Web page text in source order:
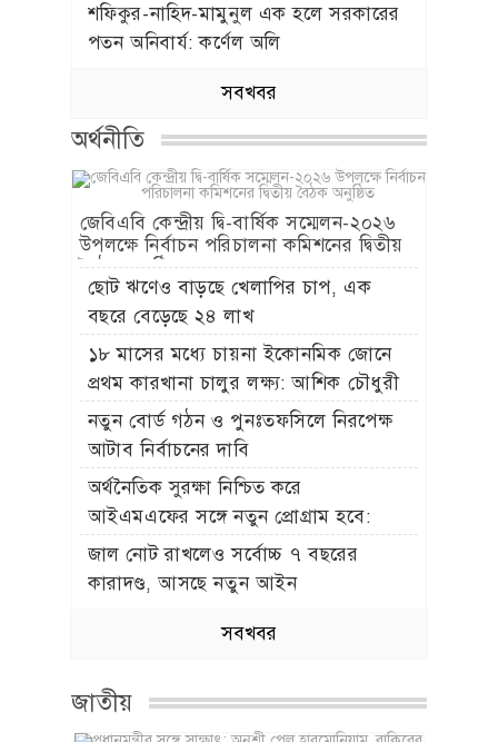
শফিকুর-নাহিদ-মামুনুল এক হলে সরকারের
পতন অনিবার্য: কর্ণেল অলি
সবখবর
অর্থনীতি
জেবিএবি কেন্দ্রীয় দ্বি-বার্ষিক সম্মেলন-২০২৬
উপলক্ষে নির্বাচন পরিচালনা কমিশনের দ্বিতীয়
বৈঠক অনুষ্ঠিত
ছোট ঋণেও বাড়ছে খেলাপির চাপ, এক
বছরে বেড়েছে ২৪ লাখ
১৮ মাসের মধ্যে চায়না ইকোনমিক জোনে
প্রথম কারখানা চালুর লক্ষ্য: আশিক চৌধুরী
নতুন বোর্ড গঠন ও পুনঃতফসিলে নিরপেক্ষ
আটাব নির্বাচনের দাবি
অর্থনৈতিক সুরক্ষা নিশ্চিত করে
আইএমএফের সঙ্গে নতুন প্রোগ্রাম হবে:
অর্থমন্ত্রী
জাল নোট রাখলেও সর্বোচ্চ ৭ বছরের
কারাদণ্ড, আসছে নতুন আইন
সবখবর
জাতীয়